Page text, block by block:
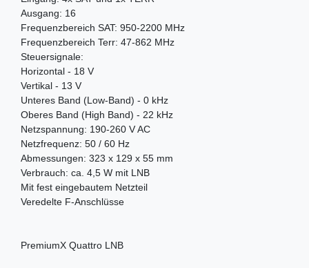
Ausgang: 16
Frequenzbereich SAT: 950-2200 MHz
Frequenzbereich Terr: 47-862 MHz
Steuersignale:
Horizontal - 18 V
Vertikal - 13 V
Unteres Band (Low-Band) - 0 kHz
Oberes Band (High Band) - 22 kHz
Netzspannung: 190-260 V AC
Netzfrequenz: 50 / 60 Hz
Abmessungen: 323 x 129 x 55 mm
Verbrauch: ca. 4,5 W mit LNB
Mit fest eingebautem Netzteil
Veredelte F-Anschlüsse
PremiumX Quattro LNB